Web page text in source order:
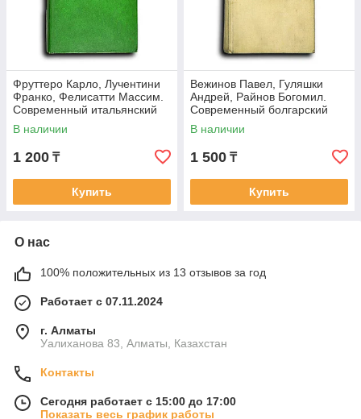
Фруттеро Карло, Лучентини
Франко, Фелисатти Массим.
Современный итальянский
детектив: Его посетило в
В наличии
1 200 ₸
Купить
Вежинов Павел, Гуляшки
Андрей, Райнов Богомил.
Современный болгарский
детектив: Добровольное
признание.
В наличии
1 500 ₸
Купить
О нас
100% положительных из 13 отзывов за год
Работает с 07.11.2024
г. Алматы
Уалиханова 83, Алматы, Казахстан
Контакты
Сегодня работает с 15:00 до 17:00
Показать весь график работы